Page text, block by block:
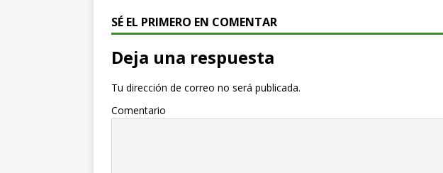
SÉ EL PRIMERO EN COMENTAR
Deja una respuesta
Tu dirección de correo no será publicada.
Comentario